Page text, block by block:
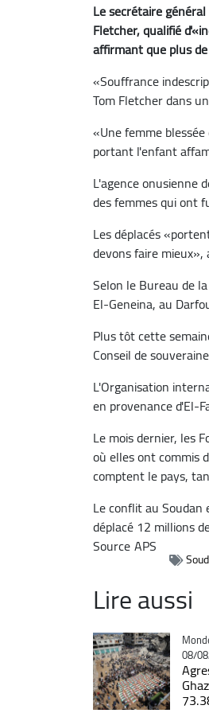
Le secrétaire
Fletcher, qualifié
affirmant que plus
«Souffrance
Tom Fletcher dans
«Une femme
portant l'enfant
L'agence onusienne
des femmes qui ont
Les déplacés
devons faire mieux»,
Selon le Bureau de
El-Geneina, au
Plus tôt cette
Conseil de
L'Organisation
en provenance d'El-
Le mois dernier, les
où elles ont commis
comptent le pays,
Le conflit au
déplacé 12 millions
SourceAPS
Lire aussi
08/